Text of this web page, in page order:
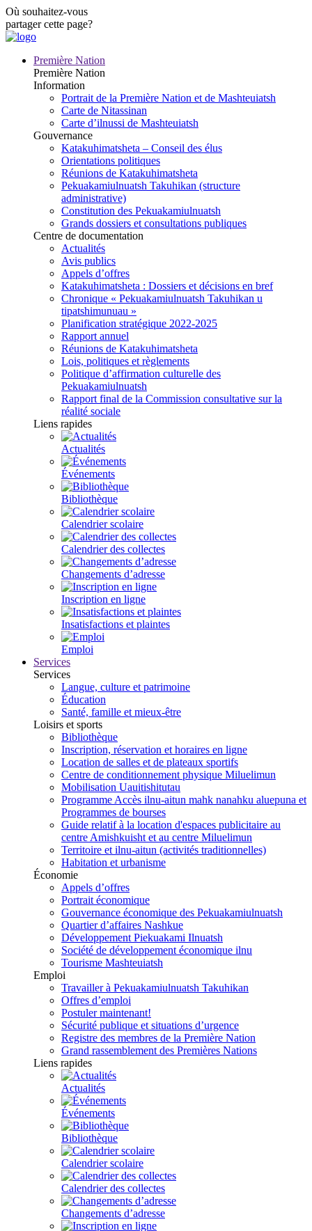
Où souhaitez-vous
partager cette page?
Première Nation
Première Nation
Information
Portrait de la Première Nation et de Mashteuiatsh
Carte de Nitassinan
Carte d’ilnussi de Mashteuiatsh
Gouvernance
Katakuhimatsheta – Conseil des élus
Orientations politiques
Réunions de Katakuhimatsheta
Pekuakamiulnuatsh Takuhikan (structure
administrative)
Constitution des Pekuakamiulnuatsh
Grands dossiers et consultations publiques
Centre de documentation
Actualités
Avis publics
Appels d’offres
Katakuhimatsheta : Dossiers et décisions en bref
Chronique « Pekuakamiulnuatsh Takuhikan u
tipatshimunuau »
Planification stratégique 2022-2025
Rapport annuel
Réunions de Katakuhimatsheta
Lois, politiques et règlements
Politique d’affirmation culturelle des
Pekuakamiulnuatsh
Rapport final de la Commission consultative sur la
réalité sociale
Liens rapides
Actualités
Événements
Bibliothèque
Calendrier scolaire
Calendrier des collectes
Changements d’adresse
Inscription en ligne
Insatisfactions et plaintes
Emploi
Services
Services
Langue, culture et patrimoine
Éducation
Santé, famille et mieux-être
Loisirs et sports
Bibliothèque
Inscription, réservation et horaires en ligne
Location de salles et de plateaux sportifs
Centre de conditionnement physique Miluelimun
Mobilisation Uauitishitutau
Programme Accès ilnu-aitun mahk nanahku aluepuna et
Programmes de bourses
Guide relatif à la location d'espaces publicitaire au
centre Amishkuisht et au centre Miluelimun
Territoire et ilnu-aitun (activités traditionnelles)
Habitation et urbanisme
Économie
Appels d’offres
Portrait économique
Gouvernance économique des Pekuakamiulnuatsh
Quartier d’affaires Nashkue
Développement Piekuakami Ilnuatsh
Société de développement économique ilnu
Tourisme Mashteuiatsh
Emploi
Travailler à Pekuakamiulnuatsh Takuhikan
Offres d’emploi
Postuler maintenant!
Sécurité publique et situations d’urgence
Registre des membres de la Première Nation
Grand rassemblement des Premières Nations
Liens rapides
Actualités
Événements
Bibliothèque
Calendrier scolaire
Calendrier des collectes
Changements d’adresse